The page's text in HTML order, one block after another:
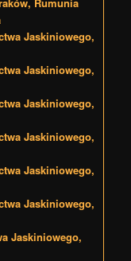
Jaskiniowego,
Jaskiniowego,
Jaskiniowego,
Jaskiniowego,
Jaskiniowego,
Jaskiniowego,
Jaskiniowego,